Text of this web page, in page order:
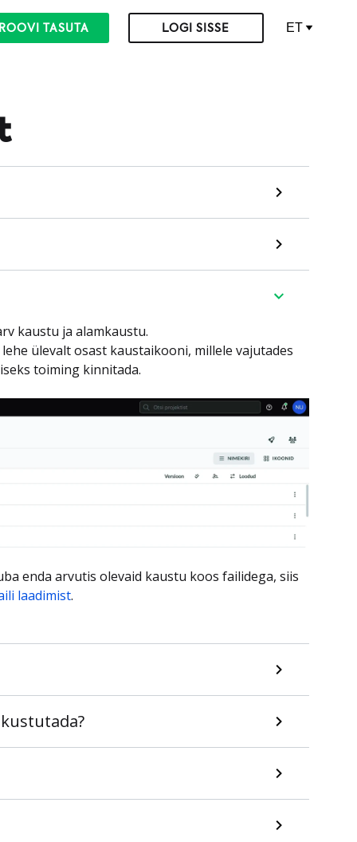
TASUTA LOGI SISSE ET
kaustu ja alamkaustu.
ülevalt osast kaustaikooni, millele vajutades
toiming kinnitada.
enda arvutis olevaid kaustu koos failidega, siis
laadimist.